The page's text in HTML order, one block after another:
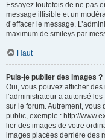
Essayez toutefois de ne pas
message illisible et un
d’effacer le message.
maximum de smileys par
Haut
Puis-je publier des images ?
Oui, vous pouvez afficher
l’administrateur a autorisé
sur le forum. Autrement,
public, exemple : http://
lier des images de votre
images placées derrière des